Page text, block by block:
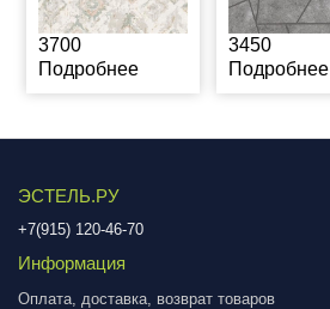
3700
Подробнее
3450
Подробнее
ЭСТЕЛЬ.РУ
+7(915) 120-46-70
Информация
Оплата, доставка, возврат товаров